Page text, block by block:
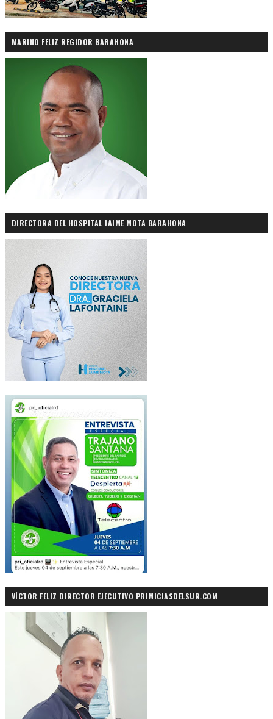
MARINO FELIZ REGIDOR BARAHONA
DIRECTORA DEL HOSPITAL JAIME MOTA BARAHONA
VÍCTOR FELIZ DIRECTOR EJECUTIVO PRIMICIASDELSUR.COM